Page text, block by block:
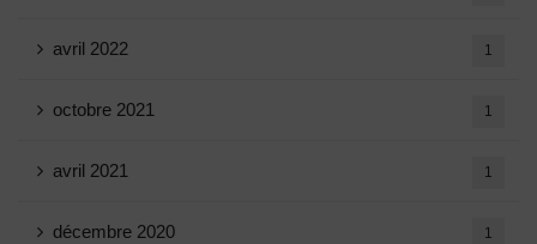
avril 2022 1
octobre 2021 1
avril 2021 1
décembre 2020 1